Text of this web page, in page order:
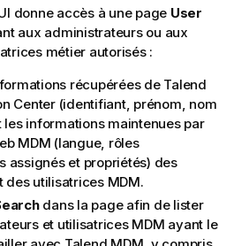
donne accès à une page User
aux administrateurs ou aux
métier autorisés :
récupérées de Talend
Center(identifiant, prénom, nom
les informations maintenues par
MDM (langue, rôles
assignés et propriétés) des
des utilisatrices MDM.
dans la page afin de lister
et utilisatrices MDM ayant le